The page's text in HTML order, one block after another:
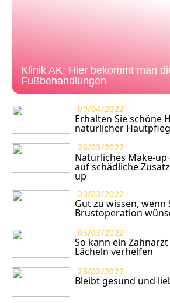
Klinik AK: Hier bekommt man
Fußbehandlungen
09/04/2022
Erhalten Sie schöne
natürlicher
26/03/2022
Natürliches Make-up
auf schädliche
up
23/03/2022
Gut zu wissen, wenn
Brustoperation
05/03/2022
So kann ein
Lächeln verhelfen
25/02/2022
Bleibt gesund und